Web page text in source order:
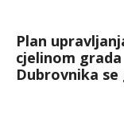
Plan
cjelinom
Dubrovnika se